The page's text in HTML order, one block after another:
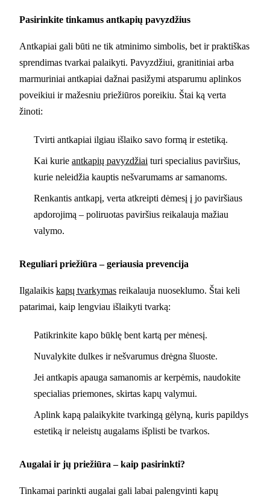
Pasirinkite tinkamus antkapių pavyzdžius
Antkapiai gali būti ne tik atminimo simbolis, bet ir praktiškas
sprendimas tvarkai palaikyti. Pavyzdžiui, granitiniai arba
marmuriniai antkapiai dažnai pasižymi atsparumu aplinkos
poveikiui ir mažesniu priežiūros poreikiu. Štai ką verta
žinoti:
Tvirti antkapiai ilgiau išlaiko savo formą ir estetiką.
Kai kurie antkapių pavyzdžiai turi specialius paviršius,
kurie neleidžia kauptis nešvarumams ar samanoms.
Renkantis antkapį, verta atkreipti dėmesį į jo paviršiaus
apdorojimą – poliruotas paviršius reikalauja mažiau
valymo.
Reguliari priežiūra – geriausia prevencija
Ilgalaikis kapų tvarkymas reikalauja nuoseklumo. Štai keli
patarimai, kaip lengviau išlaikyti tvarką:
Patikrinkite kapo būklę bent kartą per mėnesį.
Nuvalykite dulkes ir nešvarumus drėgna šluoste.
Jei antkapis apauga samanomis ar kerpėmis, naudokite
specialias priemones, skirtas kapų valymui.
Aplink kapą palaikykite tvarkingą gėlyną, kuris papildys
estetiką ir neleistų augalams išplisti be tvarkos.
Augalai ir jų priežiūra – kaip pasirinkti?
Tinkamai parinkti augalai gali labai palengvinti kapų